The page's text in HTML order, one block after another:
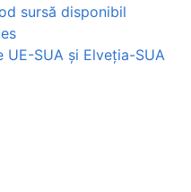
sursă disponibil
SUA și Elveția-SUA